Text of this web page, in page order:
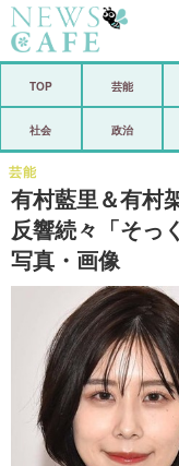
芸能
恋愛
コメントポスト
リリース
登
TOP 芸能
社会 政治
有村藍里＆有村
反響続々「そっ
写真・画像
芸能